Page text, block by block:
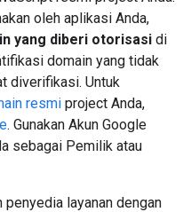
oleh aplikasi Anda,
yang diberi otorisasi di
domain yang tidak
diverifikasi. Untuk
resmi project Anda,
. Gunakan Akun Google
sebagai Pemilik atau
layanan dengan